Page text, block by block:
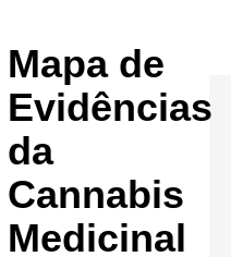
Mapa de
Evidências
da
Cannabis
Medicinal